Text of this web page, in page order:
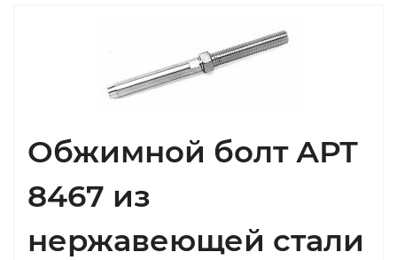
Обжимной болт АРТ
8467 из
нержавеющей стали